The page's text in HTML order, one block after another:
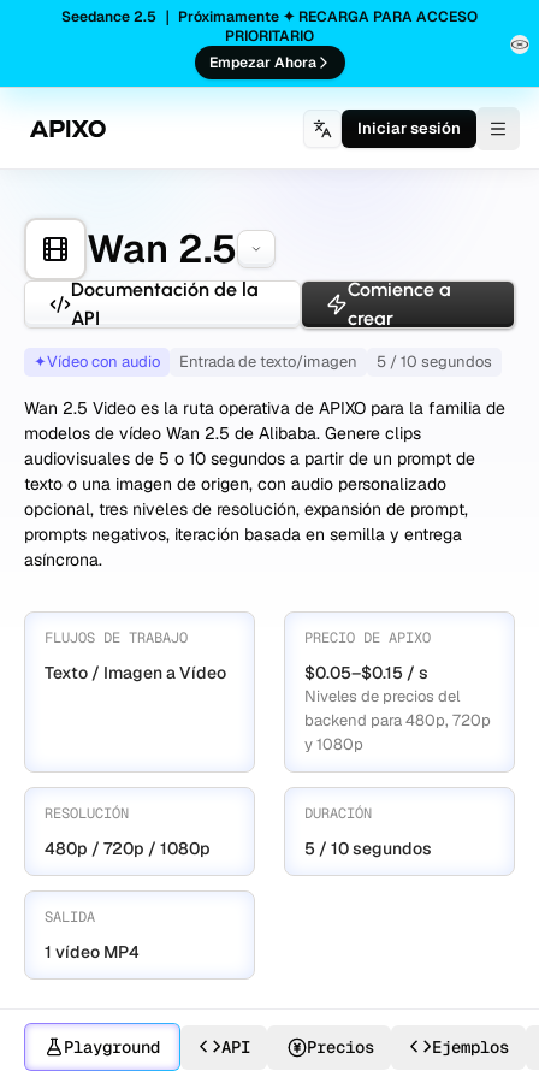
Seedance 2.5 ｜ Próximamente ✦ RECARGA PARA ACCESO
PRIORITARIO
Empezar Ahora
Iniciar sesión
Wan 2.5
Documentación de la
API
Comience a
crear
✦Vídeo con audio Entrada de texto/imagen 5 / 10 segundos
Wan 2.5 Video es la ruta operativa de APIXO para la familia de
modelos de vídeo Wan 2.5 de Alibaba. Genere clips
audiovisuales de 5 o 10 segundos a partir de un prompt de
texto o una imagen de origen, con audio personalizado
opcional, tres niveles de resolución, expansión de prompt,
prompts negativos, iteración basada en semilla y entrega
asíncrona.
FLUJOS DE TRABAJO
Texto / Imagen a Vídeo
PRECIO DE APIXO
$0.05–$0.15 / s
Niveles de precios del
backend para 480p, 720p
y 1080p
RESOLUCIÓN
480p / 720p / 1080p
DURACIÓN
5 / 10 segundos
SALIDA
1 vídeo MP4
Playground API Precios Ejemplos